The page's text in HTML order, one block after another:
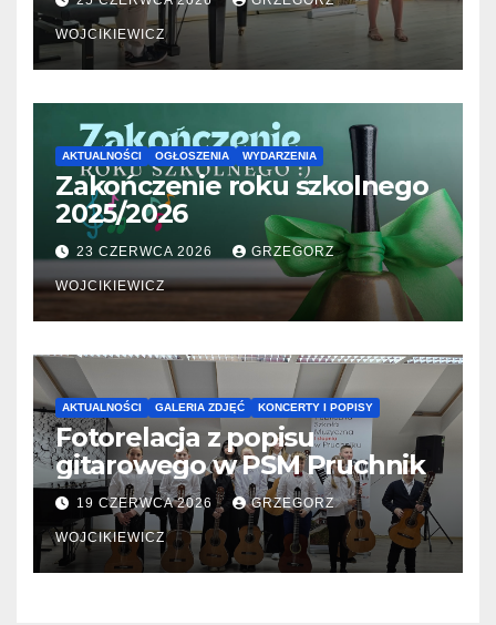
WOJCIKIEWICZ
AKTUALNOŚCI OGŁOSZENIA WYDARZENIA
Zakończenie roku szkolnego
2025/2026
23 CZERWCA 2026 GRZEGORZ
WOJCIKIEWICZ
AKTUALNOŚCI GALERIA ZDJĘĆ KONCERTY I POPISY
Fotorelacja z popisu
gitarowego w PSM Pruchnik
19 CZERWCA 2026 GRZEGORZ
WOJCIKIEWICZ